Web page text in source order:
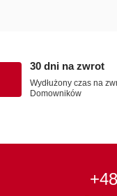
30 dni na zwrot
Wydłużony czas na
Domowników